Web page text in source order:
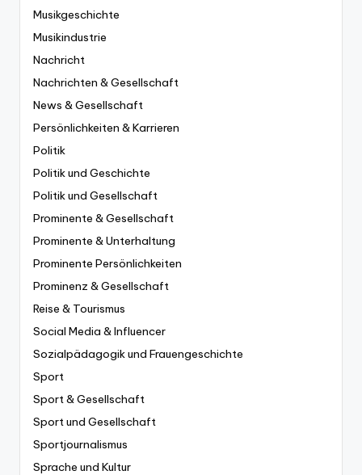
Musikgeschichte
Musikindustrie
Nachricht
Nachrichten & Gesellschaft
News & Gesellschaft
Persönlichkeiten & Karrieren
Politik
Politik und Geschichte
Politik und Gesellschaft
Prominente & Gesellschaft
Prominente & Unterhaltung
Prominente Persönlichkeiten
Prominenz & Gesellschaft
Reise & Tourismus
Social Media & Influencer
Sozialpädagogik und Frauengeschichte
Sport
Sport & Gesellschaft
Sport und Gesellschaft
Sportjournalismus
Sprache und Kultur